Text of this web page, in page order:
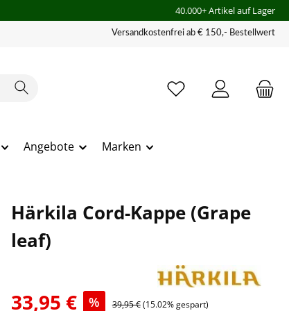
40.000+ Artikel auf Lager
Versandkostenfrei ab € 150,- Bestellwert
Angebote Marken
Härkila Cord-Kappe (Grape
leaf)
33,95 € % 39,95 €(15.02% gespart)